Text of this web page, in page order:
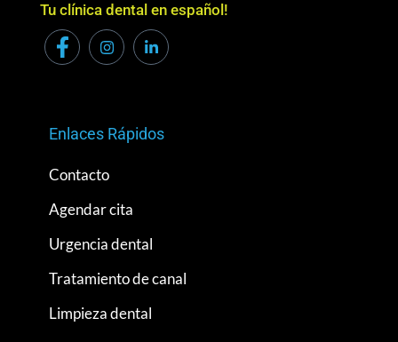
Tu clínica dental en español!
Enlaces Rápidos
Contacto
Agendar cita
Urgencia dental
Tratamiento de canal
Limpieza dental